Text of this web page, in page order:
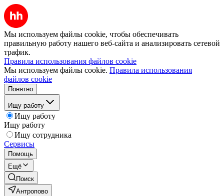
Мы используем файлы cookie, чтобы обеспечивать
правильную работу нашего веб-сайта и анализировать сетевой
трафик.
Правила использования файлов cookie
Мы используем файлы cookie. Правила использования
файлов cookie
Понятно
Ищу работу
Ищу работу
Ищу работу
Ищу сотрудника
Сервисы
Помощь
Ещё
Поиск
Антропово